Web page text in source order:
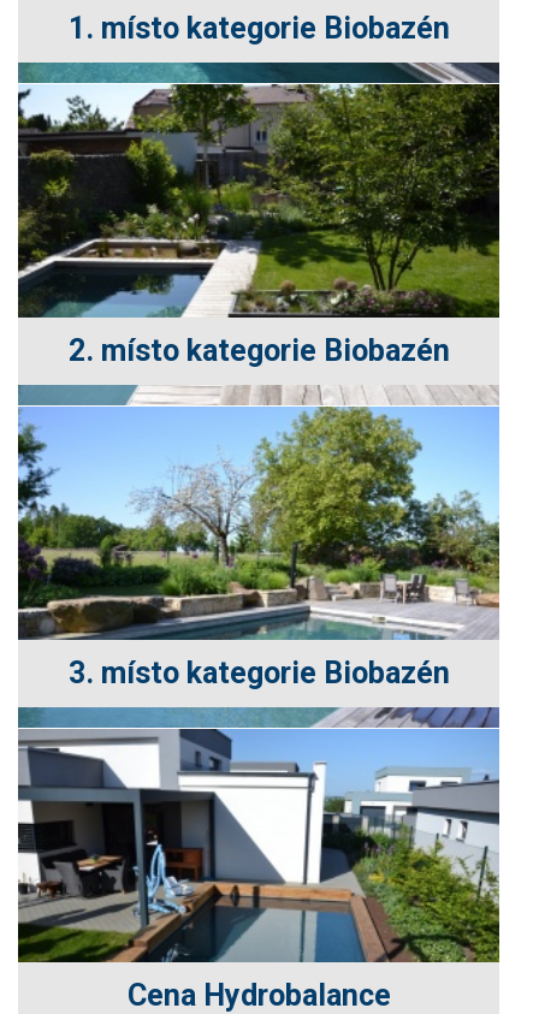
1. místo kategorie Biobazén
2. místo kategorie Biobazén
3. místo kategorie Biobazén
Cena Hydrobalance